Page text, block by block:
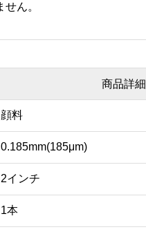
ん。
商品詳細
顔料
0.185mm(185μm)
2インチ
1本